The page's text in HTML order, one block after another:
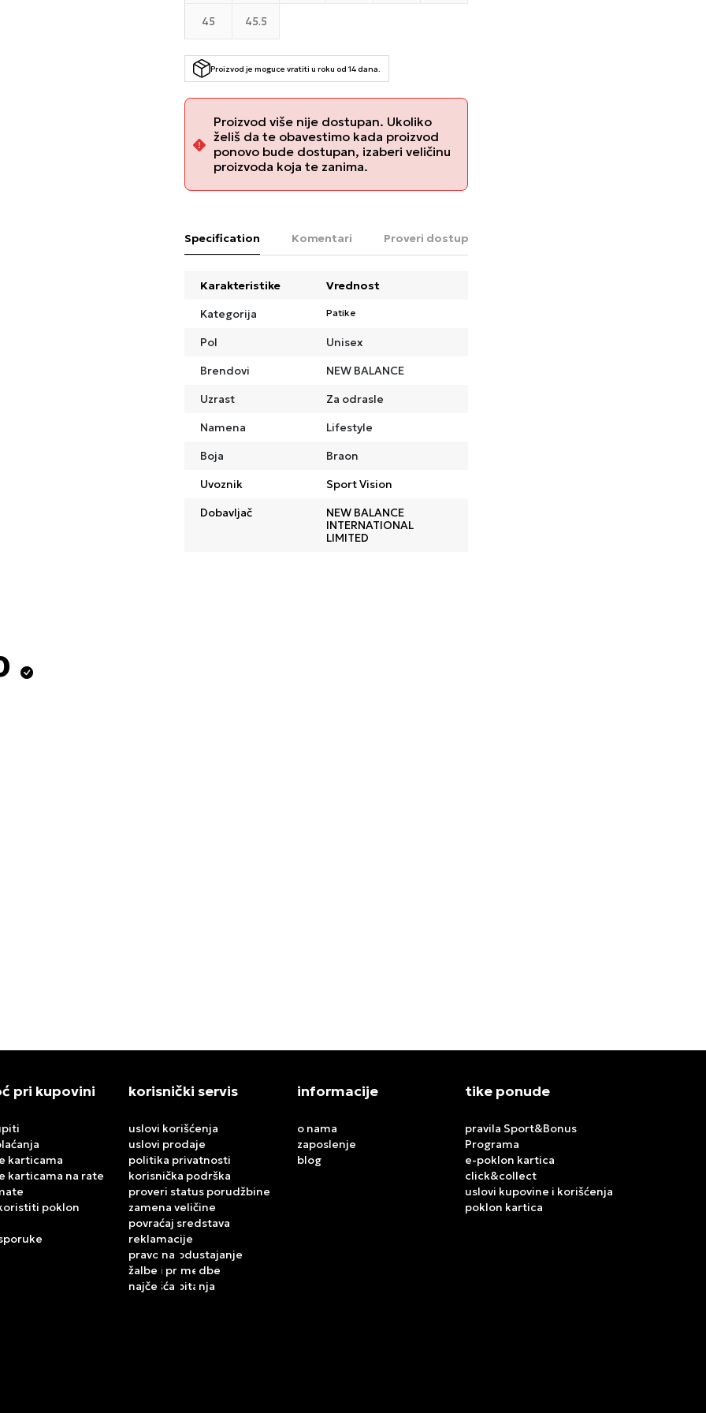
45 45.5
Proizvod je moguce vratiti u roku od 14 dana.
Proizvod više nije dostupan. Ukoliko
želiš da te obavestimo kada proizvod
ponovo bude dostupan, izaberi veličinu
proizvoda koja te zanima.
Specification Komentari Proveri dostupnost u radnjama
Karakteristike
Vrednost
Kategorija
Patike
Pol
Unisex
Brendovi
NEW BALANCE
Uzrast
Za odrasle
Namena
Lifestyle
Boja
Braon
Uvoznik
Sport Vision
Dobavljač
NEW BALANCE
INTERNATIONAL
LIMITED
pri kupovini
karticama
karticama na rate
poklon
korisnički servis
uslovi korišćenja
uslovi prodaje
politika privatnosti
korisnička podrška
proveri status porudžbine
zamena veličine
povraćaj sredstava
reklamacije
pravo na odustajanje
žalbe i primedbe
najčešća pitanja
informacije
o nama
zaposlenje
blog
tike ponude
pravila Sport&Bonus
Programa
e-poklon kartica
click&collect
uslovi kupovine i korišćenja
poklon kartica